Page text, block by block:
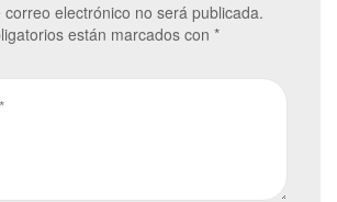
electrónico no será publicada.
están marcados con *